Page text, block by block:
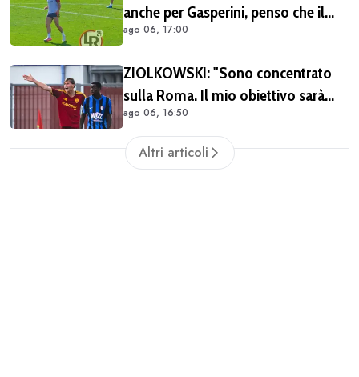
anche per Gasperini, penso che il
suo stile di gioco sia adatto alle mie
ago 06, 17:00
ZIOLKOWSKI: "Sono concentrato
sulla Roma. Il mio obiettivo sarà
giocare il più possibile. La
Champions? Un'emozione unica"
ago 06, 16:50
Altri articoli